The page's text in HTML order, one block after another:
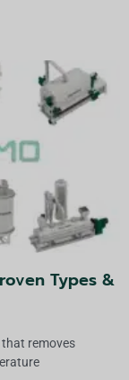
Types &
that removes